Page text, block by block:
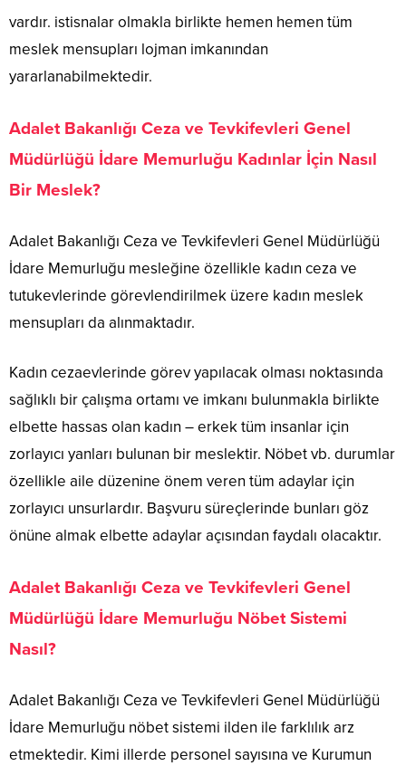
vardır. istisnalar olmakla birlikte hemen hemen tüm
meslek mensupları lojman imkanından
yararlanabilmektedir.
Adalet Bakanlığı Ceza ve Tevkifevleri Genel
Müdürlüğü İdare Memurluğu Kadınlar İçin Nasıl
Bir Meslek?
Adalet Bakanlığı Ceza ve Tevkifevleri Genel Müdürlüğü
İdare Memurluğu mesleğine özellikle kadın ceza ve
tutukevlerinde görevlendirilmek üzere kadın meslek
mensupları da alınmaktadır.
Kadın cezaevlerinde görev yapılacak olması noktasında
sağlıklı bir çalışma ortamı ve imkanı bulunmakla birlikte
elbette hassas olan kadın – erkek tüm insanlar için
zorlayıcı yanları bulunan bir meslektir. Nöbet vb. durumlar
özellikle aile düzenine önem veren tüm adaylar için
zorlayıcı unsurlardır. Başvuru süreçlerinde bunları göz
önüne almak elbette adaylar açısından faydalı olacaktır.
Adalet Bakanlığı Ceza ve Tevkifevleri Genel
Müdürlüğü İdare Memurluğu Nöbet Sistemi
Nasıl?
Adalet Bakanlığı Ceza ve Tevkifevleri Genel Müdürlüğü
İdare Memurluğu nöbet sistemi ilden ile farklılık arz
etmektedir. Kimi illerde personel sayısına ve Kurumun